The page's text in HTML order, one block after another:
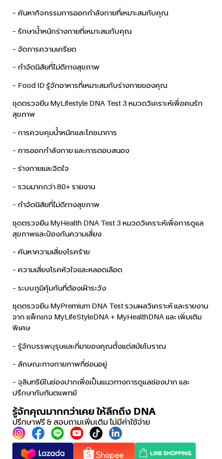
– ค้นหากิจกรรมการออกกำลังกายที่เหมาะสมกับคุณ
– รักษาน้ำหนักร่างกายที่เหมาะสมกับคุณ
– จัดการความเครียด
– กำจัดนิสัยที่ไม่ดีทางสุขภาพ
– Food ID รู้จักอาหารที่เหมาะสมกับร่างกายของคุณ
ชุดตรวจยีน MyLifestyle DNA Test 3 หมวดวิเคราะห์เพื่อคนรัก
สุขภาพ
– การควบคุมน้ำหนักและโภชนาการ
– การออกกำลังกาย และการตอบสนอง
– ร่างกายและจิตใจ
– รวมมากกว่า 80+ รายงาน
– กำจัดนิสัยที่ไม่ดีทางสุขภาพ
ชุดตรวจยีน MyHealth DNA Test 3 หมวดวิเคราะห์เพื่อการดูแล
สุขภาพและป้องกันความเสี่ยง
– ค้นหาความเสี่ยงโรคร้าย
– ความเสี่ยงโรคหัวใจและหลอดเลือด
– ระบบภูมิคุ้มกันที่ต้องเฝ้าระวัง
ชุดตรวจยีน MyPremium DNA Test รวมผลวิเคราะห์ และรายงาน
จาก แพ็กเกจ MyLifeStyleDNA + MyHealthDNA และ เพิ่มเติม
พิเศษ
– รู้จักบรรพบุรุษและที่มาของคุณตั้งแต่สมัยโบราณ
– ลักษณะทางกายภาพที่ซ่อนอยู่
– จุลินทรีย์ในช่องปากเพื่อเป็นแนวทางการดูแลช่องปาก และ
ปรึกษากับทันตแพทย์
รู้จักคุณมากกว่าเคย ให้ลึกถึง DNA
ปรึกษาฟรี & สอบถามเพิ่มเติม ไม่มีค่าใช้จ่าย